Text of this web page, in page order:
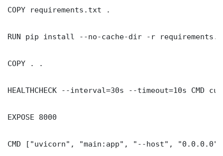
COPY requirements.txt .
RUN pip install --no-cache-dir -r
COPY . .
HEALTHCHECK --interval=30s --timeout=10s
EXPOSE 8000
CMD ["uvicorn", "main:app", "--host",